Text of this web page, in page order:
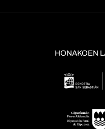
HONAKOEN